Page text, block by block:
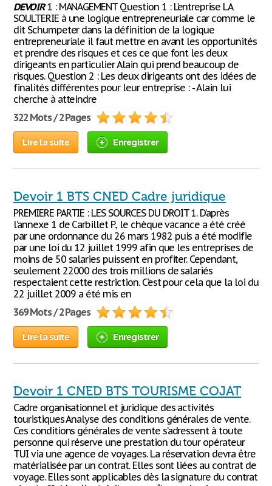
DEVOIR1 : MANAGEMENT Question 1 : L’entreprise LA
SOULTERIE à une logique entrepreneuriale car comme le
dit Schumpeter dans la définition de la logique
entrepreneuriale il faut mettre en avant les opportunités
et prendre des risques et ces ce que font les deux
dirigeants en particulier Alain qui prend beaucoup de
risques. Question 2 : Les deux dirigeants ont des idées de
finalités différentes pour leur entreprise : - Alain lui
cherche à atteindre
322 Mots / 2 Pages
Lire la suite Enregistrer
Devoir 1 BTS CNED Cadre juridique
PREMIERE PARTIE : LES SOURCES DU DROIT 1. D’après
l’annexe 1 de Carbillet P., le chèque vacance a été créé
par une ordonnance du 26 mars 1982 puis a été modifie
par une loi du 12 juillet 1999 afin que les entreprises de
moins de 50 salaries puissent en profiter. Cependant,
seulement 22000 des trois millions de salariés
respectaient cette restriction. C’est pour cela que la loi du
22 juillet 2009 a été mis en
369 Mots / 2 Pages
Lire la suite Enregistrer
Devoir 1 CNED BTS TOURISME COJAT
Cadre organisationnel et juridique des activités
touristiques Analyse des conditions générales de vente.
Ces conditions générales de vente s’adressent à toute
personne qui réserve une prestation du tour opérateur
TUI via une agence de voyages. La réservation devra être
matérialisée par un contrat. Elles sont liées au contrat de
voyage. Elles sont applicables dès la signature du contrat